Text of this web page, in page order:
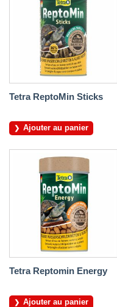
Tetra ReptoMin Sticks
Ajouter au panier
Tetra Reptomin Energy
Ajouter au panier